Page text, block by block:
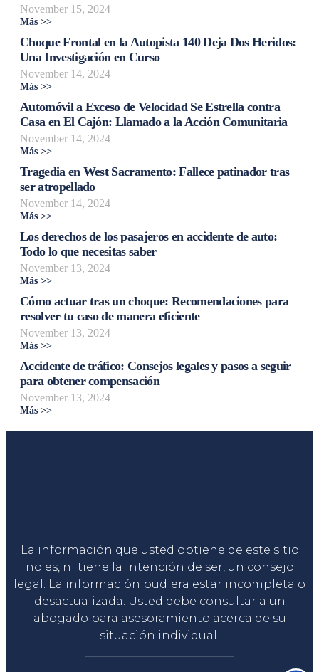
November 15, 2024
Más >>
Choque Frontal en la Autopista 140 Deja Dos Heridos:
Una Investigación en Curso
November 14, 2024
Más >>
Automóvil a Exceso de Velocidad Se Estrella contra
Casa en El Cajón: Llamado a la Acción Comunitaria
November 14, 2024
Más >>
Tragedia en West Sacramento: Fallece patinador tras
ser atropellado
November 14, 2024
Más >>
Los derechos de los pasajeros en accidente de auto:
Todo lo que necesitas saber
November 13, 2024
Más >>
Cómo actuar tras un choque: Recomendaciones para
resolver tu caso de manera eficiente
November 13, 2024
Más >>
Accidente de tráfico: Consejos legales y pasos a seguir
para obtener compensación
November 13, 2024
Más >>
La información que usted obtiene de este sitio
no es, ni tiene la intención de ser, un consejo
legal. La información pudiera estar incompleta o
desactualizada. Usted debe consultar a un
abogado para asesoramiento acerca de su
situación individual.